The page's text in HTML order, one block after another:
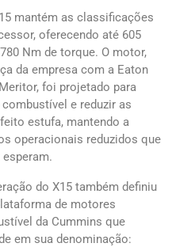
mantém as classificações
oferecendo até 605
Nm de torque. O motor,
da empresa com a Eaton
foi projetado para
e reduzir as
estufa, mantendo a
operacionais reduzidos que
do X15 também definiu
de motores
da Cummins que
em sua denominação: